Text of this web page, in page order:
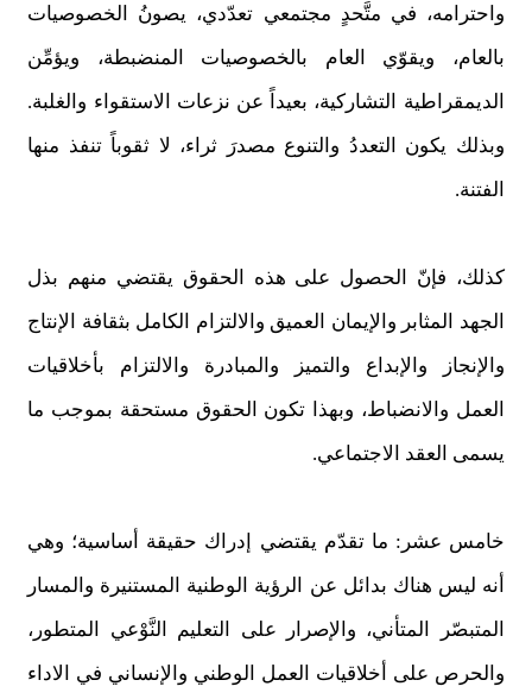
واحترامه، في متَّحدٍ مجتمعي تعدّدي، يصونُ الخصوصيات
بالعام، ويقوّي العام بالخصوصيات المنضبطة، ويؤمِّن
الديمقراطية التشاركية، بعيداً عن نزعات الاستقواء والغلبة.
وبذلك يكون التعددُ والتنوع مصدرَ ثراء، لا ثقوباً تنفذ منها
الفتنة.
كذلك، فإنّ الحصول على هذه الحقوق يقتضي منهم بذل
الجهد المثابر والإيمان العميق والالتزام الكامل بثقافة الإنتاج
والإنجاز والإبداع والتميز والمبادرة والالتزام بأخلاقيات
العمل والانضباط، وبهذا تكون الحقوق مستحقة بموجب ما
يسمى العقد الاجتماعي.
خامس عشر: ما تقدّم يقتضي إدراك حقيقة أساسية؛ وهي
أنه ليس هناك بدائل عن الرؤية الوطنية المستنيرة والمسار
المتبصّر المتأني، والإصرار على التعليم النَّوْعي المتطور،
والحرص على أخلاقيات العمل الوطني والإنساني في الاداء